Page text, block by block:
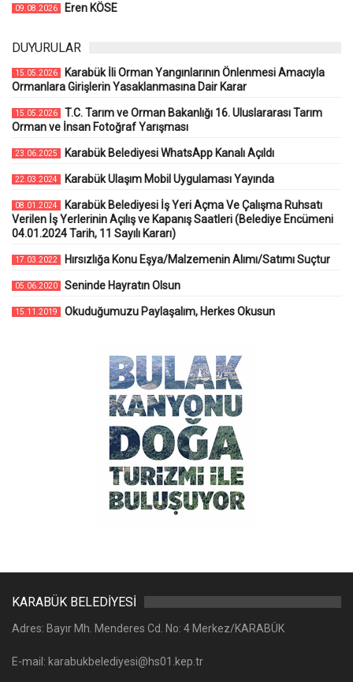
09.08.2026 Eren KÖSE
DUYURULAR
15.05.2026
Karabük İli Orman Yangınlarının Önlenmesi Amacıyla
Ormanlara Girişlerin Yasaklanmasına Dair Karar
15.05.2026
T.C. Tarım ve Orman Bakanlığı 16. Uluslararası Tarım
Orman ve İnsan Fotoğraf Yarışması
23.06.2025 Karabük Belediyesi WhatsApp Kanalı Açıldı
22.03.2024 Karabük Ulaşım Mobil Uygulaması Yayında
08.01.2024
Karabük Belediyesi İş Yeri Açma Ve Çalışma Ruhsatı
Verilen İş Yerlerinin Açılış ve Kapanış Saatleri (Belediye Encümeni
04.01.2024 Tarih, 11 Sayılı Kararı)
17.03.2022 Hırsızlığa Konu Eşya/Malzemenin Alımı/Satımı Suçtur
05.06.2020 Seninde Hayratın Olsun
15.11.2019 Okuduğumuzu Paylaşalım, Herkes Okusun
KARABÜK BELEDİYESİ
Adres: Bayır Mh. Menderes Cd. No: 4 Merkez/KARABÜK
E-mail: karabukbelediyesi@hs01.kep.tr